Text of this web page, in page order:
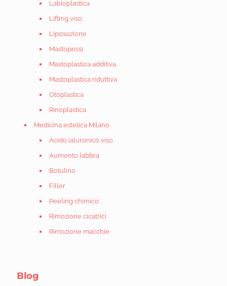
Labioplastica
Lifting viso
Liposuzione
Mastopessi
Mastoplastica additiva
Mastoplastica riduttiva
Otoplastica
Rinoplastica
Medicina estetica Milano
Acido ialuronico viso
Aumento labbra
Botulino
Filler
Peeling chimico
Rimozione cicatrici
Rimozione macchie
Blog